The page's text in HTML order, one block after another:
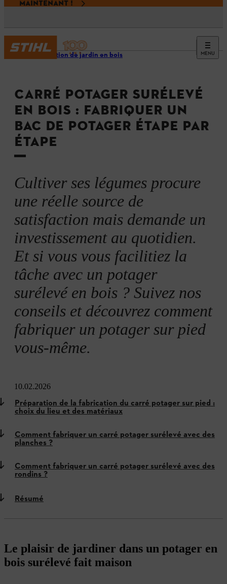
MAINTENANT !
MENU
Décoration de jardin en bois
CARRÉ POTAGER SURÉLEVÉ
EN BOIS : FABRIQUER UN
BAC DE POTAGER ÉTAPE PAR
ÉTAPE
Cultiver ses légumes procure
une réelle source de
satisfaction mais demande un
investissement au quotidien.
Et si vous vous facilitiez la
tâche avec un potager
surélevé en bois ? Suivez nos
conseils et découvrez comment
fabriquer un potager sur pied
vous-même.
10.02.2026
Préparation de la fabrication du carré potager sur pied :
choix du lieu et des matériaux
Comment fabriquer un carré potager surélevé avec des
planches ?
Comment fabriquer un carré potager surélevé avec des
rondins ?
Résumé
Le plaisir de jardiner dans un potager en
bois surélevé fait maison